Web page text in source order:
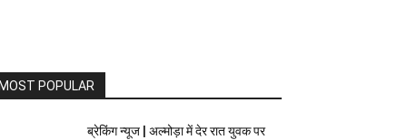
MOST POPULAR
ब्रेकिंग न्यूज | अल्मोड़ा में देर रात युवक पर